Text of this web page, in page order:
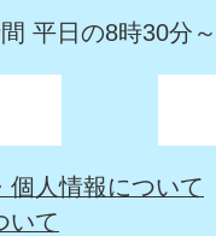
平日の8時30分
個人情報について
いて